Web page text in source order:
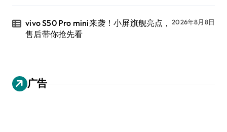
vivo S50 Pro mini来袭！小屏旗舰亮点，
售后带你抢先看
2026年8月8日
广告